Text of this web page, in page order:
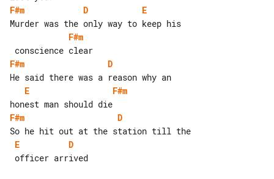
F#m
D
E
F#m
F#m
D
E
F#m
F#m
D
E
D